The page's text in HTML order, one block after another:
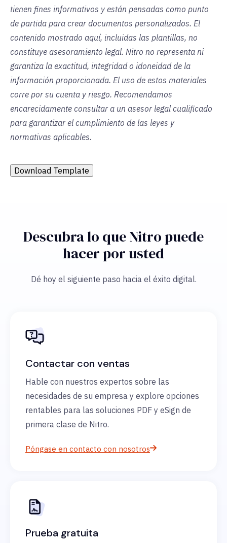
tienen fines informativos y están pensadas como punto
de partida para crear documentos personalizados. El
contenido mostrado aquí, incluidas las plantillas, no
constituye asesoramiento legal. Nitro no representa ni
garantiza la exactitud, integridad o idoneidad de la
información proporcionada. El uso de estos materiales
corre por su cuenta y riesgo. Recomendamos
encarecidamente consultar a un asesor legal cualificado
para garantizar el cumplimiento de las leyes y
normativas aplicables.
Download Template
Descubra lo que Nitro puede
hacer por usted
Dé hoy el siguiente paso hacia el éxito digital.
Contactar con ventas
Hable con nuestros expertos sobre las
necesidades de su empresa y explore opciones
rentables para las soluciones PDF y eSign de
primera clase de Nitro.
Póngase en contacto con nosotros
Prueba gratuita